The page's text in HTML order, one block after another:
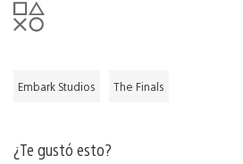
Embark Studios The Finals
¿Te gustó esto?